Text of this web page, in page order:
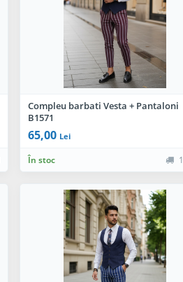
Compleu barbati Vesta + Pantaloni
B1571
65,00 Lei
În stoc